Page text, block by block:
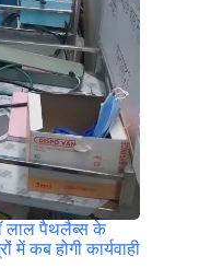
लाल पैथलैब्स के
कब होगी कार्यवाही